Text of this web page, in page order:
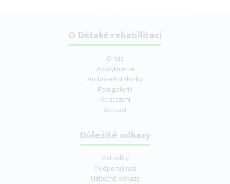
O Dětské rehabilitaci
O nás
Poskytujeme
Ambulantní služby
Fotogalerie
Ke stažení
Kontakt
Důležité odkazy
Aktuality
Podporují nás
Užitečné odkazy